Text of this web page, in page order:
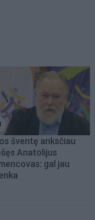
šventę anksčiau
Anatolijus
gal jau